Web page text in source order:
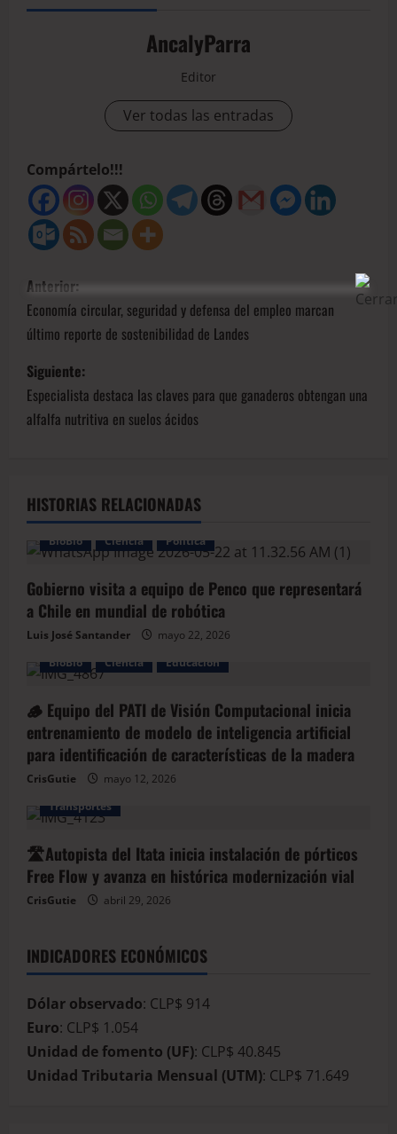
AncalyParra
Editor
Ver todas las entradas
Compártelo!!!
Anterior:
Economía circular, seguridad y defensa del empleo marcan
último reporte de sostenibilidad de Landes
Siguiente:
Especialista destaca las claves para que ganaderos obtengan una
alfalfa nutritiva en suelos ácidos
HISTORIAS RELACIONADAS
BioBio Ciencia Política
Gobierno visita a equipo de Penco que representará
a Chile en mundial de robótica
Luis José Santander
mayo 22, 2026
BioBio
Ciencia Educación
🪵 Equipo del PATI de Visión Computacional inicia
entrenamiento de modelo de inteligencia artificial
para identificación de características de la madera
CrisGutie mayo 12, 2026
BioBio Economía
Transportes
🛣️Autopista del Itata inicia instalación de pórticos
Free Flow y avanza en histórica modernización vial
CrisGutie abril 29, 2026
INDICADORES ECONÓMICOS
Dólar observado: CLP$ 914
Euro: CLP$ 1.054
Unidad de fomento (UF): CLP$ 40.845
Unidad Tributaria Mensual (UTM): CLP$ 71.649